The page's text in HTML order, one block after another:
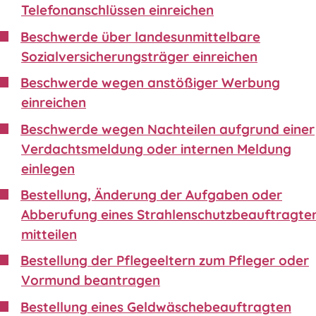
Telefonanschlüssen einreichen
Beschwerde über landesunmittelbare
Sozialversicherungsträger einreichen
Beschwerde wegen anstößiger Werbung
einreichen
Beschwerde wegen Nachteilen aufgrund einer
Verdachtsmeldung oder internen Meldung
einlegen
Bestellung, Änderung der Aufgaben oder
Abberufung eines
mitteilen
Bestellung der Pflegeeltern zum Pfleger oder
Vormund beantragen
Bestellung eines Geldwäschebeauftragten